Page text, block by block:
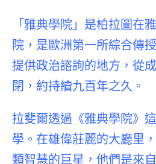
「雅典學院」是柏拉圖在
院，是歐洲第一所綜合傳
提供政治諮詢的地方，從
閉，約持續九百年之久。
拉斐爾透過《雅典學院》
學。在雄偉莊麗的大廳里
類智慧的巨星，他們是來